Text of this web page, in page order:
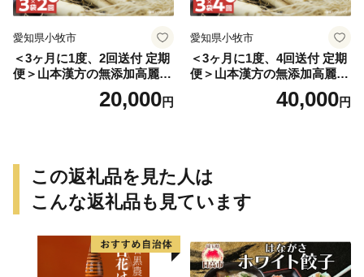
愛知県小牧市
＜3ヶ月に1度、2回送付 定期
便＞山本漢方の無添加高麗人
20,000円
愛知県小牧市
＜3ヶ月に1度、4回送付 定期
便＞山本漢方の無添加高麗人
40,000円
この返礼品を見た人は
こんな返礼品も見ています